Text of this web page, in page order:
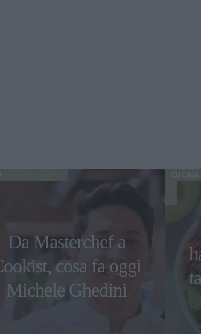
Da Masterchef a
cosa fa oggi
Michele Ghedini
CUCINA